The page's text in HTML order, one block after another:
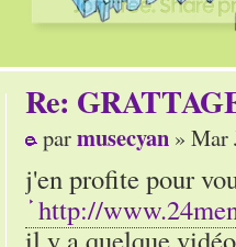
Re:
parmusecyan » Mar
j'en profite pour
http://
il y a quelque